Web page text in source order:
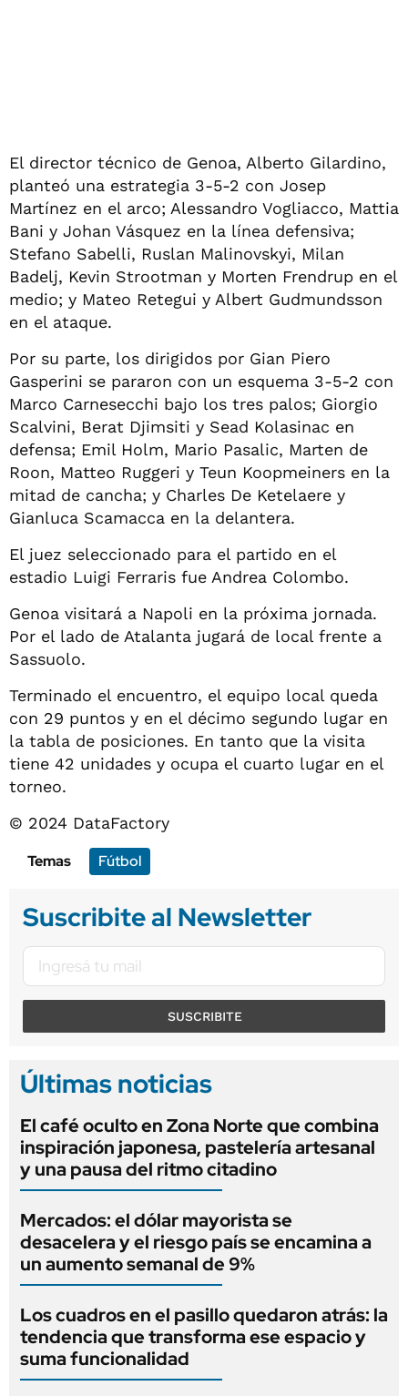
El director técnico de Genoa, Alberto Gilardino,
planteó una estrategia 3-5-2 con Josep
Martínez en el arco; Alessandro Vogliacco, Mattia
Bani y Johan Vásquez en la línea defensiva;
Stefano Sabelli, Ruslan Malinovskyi, Milan
Badelj, Kevin Strootman y Morten Frendrup en el
medio; y Mateo Retegui y Albert Gudmundsson
en el ataque.
Por su parte, los dirigidos por Gian Piero
Gasperini se pararon con un esquema 3-5-2 con
Marco Carnesecchi bajo los tres palos; Giorgio
Scalvini, Berat Djimsiti y Sead Kolasinac en
defensa; Emil Holm, Mario Pasalic, Marten de
Roon, Matteo Ruggeri y Teun Koopmeiners en la
mitad de cancha; y Charles De Ketelaere y
Gianluca Scamacca en la delantera.
El juez seleccionado para el partido en el
estadio Luigi Ferraris fue Andrea Colombo.
Genoa visitará a Napoli en la próxima jornada.
Por el lado de Atalanta jugará de local frente a
Sassuolo.
Terminado el encuentro, el equipo local queda
con 29 puntos y en el décimo segundo lugar en
la tabla de posiciones. En tanto que la visita
tiene 42 unidades y ocupa el cuarto lugar en el
torneo.
© 2024 DataFactory
Temas
Fútbol
Suscribite al Newsletter
SUSCRIBITE
Últimas noticias
El café oculto en Zona Norte que combina
inspiración japonesa, pastelería artesanal
y una pausa del ritmo citadino
Mercados: el dólar mayorista se
desacelera y el riesgo país se encamina a
un aumento semanal de 9%
Los cuadros en el pasillo quedaron atrás: la
tendencia que transforma ese espacio y
suma funcionalidad